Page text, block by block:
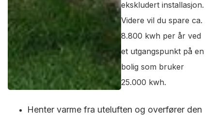
ekskludert installasjon.
Videre vil du spare ca.
8.800 kwh per år ved
et utgangspunkt på en
bolig som bruker
25.000 kwh.
Henter varme fra uteluften og overfører den